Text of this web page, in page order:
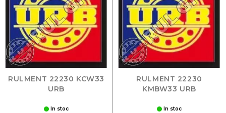
RULMENT 22230 KCW33
URB
In stoc
RULMENT 22230
KMBW33 URB
In stoc